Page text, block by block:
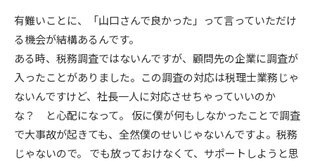
有難いことに、「山口さんで良かった」って言っていただけ
る機会が結構あるんです。
ある時、税務調査ではないんですが、顧問先の企業に調査が
入ったことがありました。この調査の対応は税理士業務じゃ
ないんですけど、社長一人に対応させちゃっていいのか
な？ と心配になって。 仮に僕が何もしなかったことで調査
で大事故が起きても、全然僕のせいじゃないんですよ。税務
じゃないので。 でも放っておけなくて、サポートしようと思